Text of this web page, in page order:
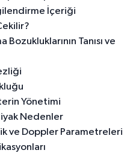
İçeriği
Tanısı ve
Yönetimi
Nedenler
ve Doppler Parametreleri